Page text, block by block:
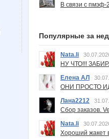
В связи с пмэф-
Популярные за
Nata.li
НУ ЧТО!!!
Елена АЛ
ОНИ ПРОСТО
Лана2212
Сбор заказов.
Nata.li
Хороший жакет